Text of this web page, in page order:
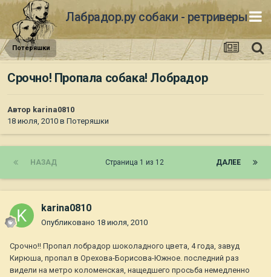
Лабрадор.ру собаки - ретриверы
Потеряшки
Срочно! Пропала собака! Лобрадор
Автор karina0810
18 июля, 2010 в Потеряшки
НАЗАД ДАЛЕЕ
Страница 1 из 12
karina0810
Опубликовано 18 июля, 2010
Срочно!! Пропал лобрадор шоколадного цвета, 4 года, завуд
Кирюша, пропал в Орехова-Борисова-Южное. последний раз
видели на метро коломенская, нащедшего просьба немедленно